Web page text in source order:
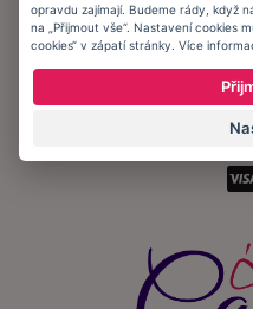
Zůstaňte s
opravdu zajímají. Budeme rády, když
na „Přijmout vše“. Nastavení cookies
cookies“ v zápatí stránky. Více